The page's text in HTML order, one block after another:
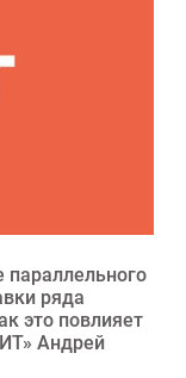
параллельного
ряда
это повлияет
Андрей